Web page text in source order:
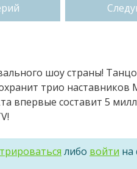
шоу страны!
трио наставников
впервые составит 5
либо войти на